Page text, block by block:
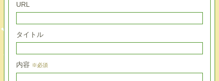
URL
タイトル
内容 ※必須